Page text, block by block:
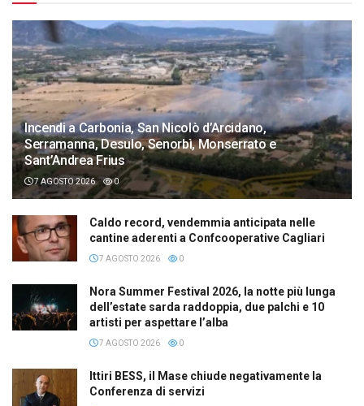
Incendi a Carbonia, San Nicolò d’Arcidano,
Serramanna, Desulo, Senorbì, Monserrato e
Sant’Andrea Frius
7 AGOSTO 2026 0
Caldo record, vendemmia anticipata nelle
cantine aderenti a Confcooperative Cagliari
7 AGOSTO 2026 0
Nora Summer Festival 2026, la notte più lunga
dell’estate sarda raddoppia, due palchi e 10
artisti per aspettare l’alba
7 AGOSTO 2026 0
Ittiri BESS, il Mase chiude negativamente la
Conferenza di servizi